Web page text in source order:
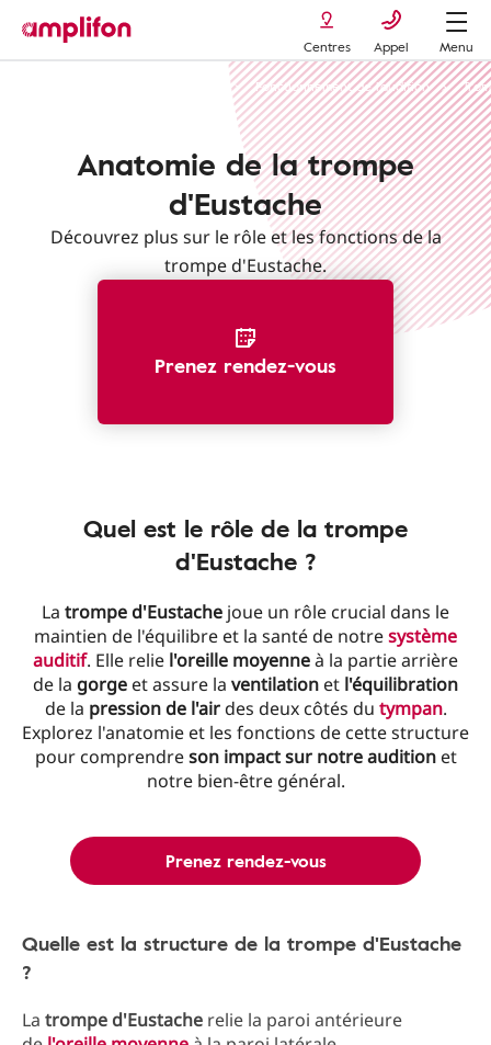
Centres Appel
Menu
Fonctionnement de l'audition
Anatomie de la trompe
d'Eustache
Découvrez plus sur le rôle et les fonctions de la
trompe d'Eustache.
Prenez rendez-vous
Quel est le rôle de la trompe
d'Eustache ?
La trompe d'Eustache joue un rôle crucial dans le
maintien de l'équilibre et la santé de notresystème
auditif. Elle relie l'oreille moyenneà la partie arrière
de la gorge et assure la ventilation et l'équilibration
de la pression de l'airdes deux côtés du tympan.
Explorez l'anatomie et les fonctions de cette structure
pour comprendreson impact sur notre auditionet
notre bien-être général.
Prenez rendez-vous
Quelle est la structure de la trompe d'Eustache
?
La trompe d'Eustache relie la paroi antérieure